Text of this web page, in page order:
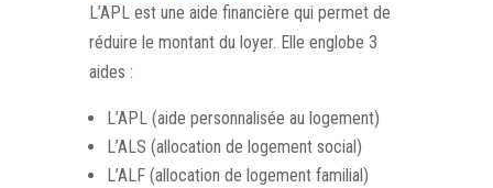
L’APL est une aide financière qui permet de
réduire le montant du loyer. Elle englobe 3
aides :
L’APL (aide personnalisée au logement)
L’ALS (allocation de logement social)
L’ALF (allocation de logement familial)